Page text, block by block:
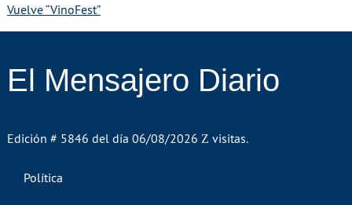
Vuelve “VinoFest”
El Mensajero Diario
Edición # 5846 del día 06/08/2026 visitas.
Política